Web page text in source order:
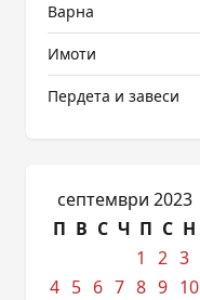
Варна
Имоти
Пердета и завеси
септември 2023
П В С Ч П С Н
1
2 3
4 5 6 7 8 9 10